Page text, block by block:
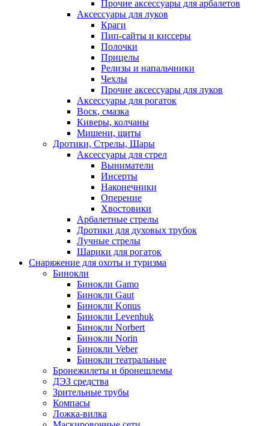
Прочие аксессуары для арбалетов
Аксессуары для луков
Краги
Пип-сайты и киссеры
Полочки
Прицелы
Релизы и напальчники
Чехлы
Прочие аксессуары для луков
Аксессуары для рогаток
Воск, смазка
Киверы, колчаны
Мишени, щиты
Дротики, Стрелы, Шары
Аксессуары для стрел
Выниматели
Инсерты
Наконечники
Оперение
Хвостовики
Арбалетные стрелы
Дротики для духовых трубок
Лучные стрелы
Шарики для рогаток
Снаряжение для охоты и туризма
Бинокли
Бинокли Gamo
Бинокли Gaut
Бинокли Konus
Бинокли Levenhuk
Бинокли Norbert
Бинокли Norin
Бинокли Veber
Бинокли театральные
Бронежилеты и бронешлемы
ДЭЗ средства
Зрительные трубы
Компасы
Ложка-вилка